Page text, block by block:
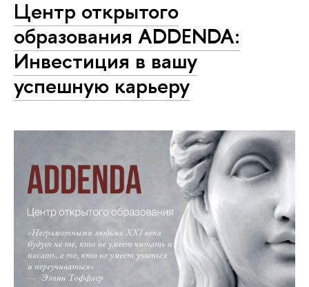
Центр открытого
образования ADDENDA:
Инвестиция в вашу
успешную карьеру